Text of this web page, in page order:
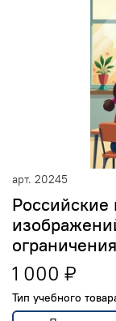
арт. 20245
Российские
1 000 ₽
Тип учебного